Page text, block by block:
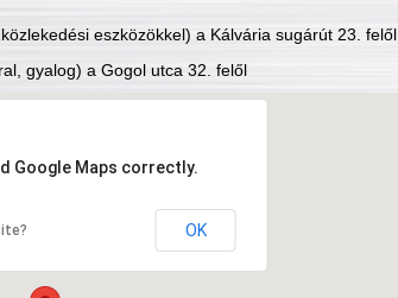
eszközökkel) a Kálvária sugárút 23. felől
gyalog) a Gogol utca 32. felől
Google Maps correctly.
OK